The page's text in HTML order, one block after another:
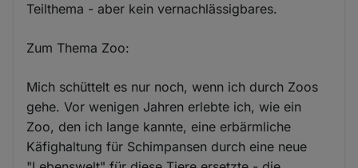
Teilthema - aber kein vernachlässigbares.
Zum Thema Zoo:
Mich schüttelt es nur noch, wenn ich durch Zoos
gehe. Vor wenigen Jahren erlebte ich, wie ein
Zoo, den ich lange kannte, eine erbärmliche
Käfighaltung für Schimpansen durch eine neue